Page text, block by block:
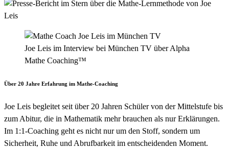
Joe Leis im Interview bei München TV über Alpha
Mathe Coaching™️
Über 20 Jahre Erfahrung im Mathe-Coaching
Joe Leis begleitet seit über 20 Jahren Schüler von der Mittelstufe bis
zum Abitur, die in Mathematik mehr brauchen als nur Erklärungen.
Im 1:1-Coaching geht es nicht nur um den Stoff, sondern um
Sicherheit, Ruhe und Abrufbarkeit im entscheidenden Moment.